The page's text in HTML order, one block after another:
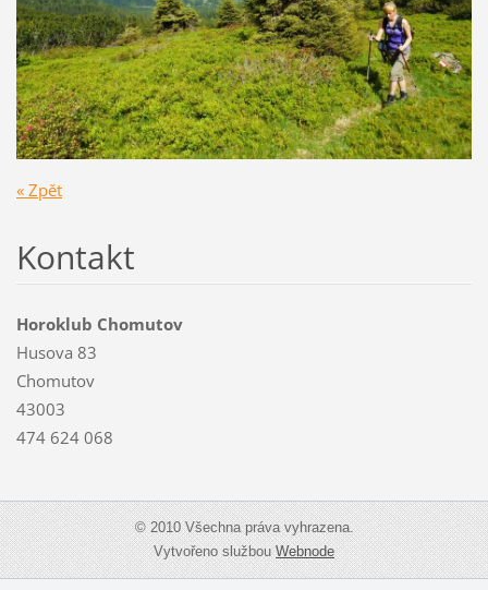
« Zpět
Kontakt
Horoklub Chomutov
Husova 83
Chomutov
43003
474 624 068
© 2010 Všechna práva vyhrazena.
Vytvořeno službouWebnode